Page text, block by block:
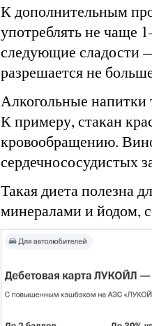
К дополнительным
употреблять не чаще
следующие сладости
разрешается не
Алкогольные напитки
К примеру, стакан
кровообращению.
сердечнососудистых
Такая диета полезна
минералами и йодом,